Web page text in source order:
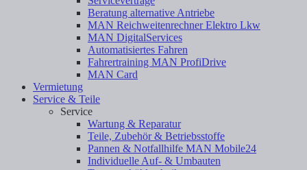
Beratung alternative Antriebe
MAN Reichweitenrechner Elektro Lkw
MAN DigitalServices
Automatisiertes Fahren
Fahrertraining MAN ProfiDrive
MAN Card
Vermietung
Service & Teile
Service
Wartung & Reparatur
Teile, Zubehör & Betriebsstoffe
Pannen & Notfallhilfe MAN Mobile24
Individuelle Auf- & Umbauten